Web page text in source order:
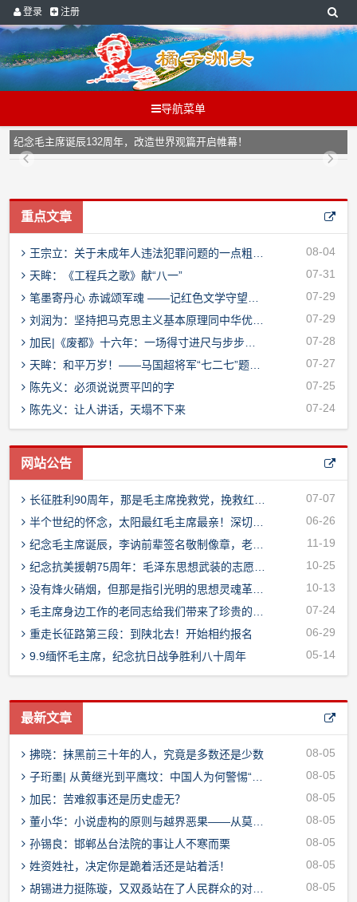
登录 注册
导航菜单
纪念毛主席诞辰132周年，改造世界观篇开启帷幕！
重点文章
08-04
王宗立：关于未成年人违法犯罪问题的一点粗浅思考
07-31
天眸：《工程兵之歌》献“八一”
07-29
笔墨寄丹心 赤诚颂军魂 ——记红色文学守望者、国家一级作家咏慷
07-29
刘润为：坚持把马克思主义基本原理同中华优秀传统文化相结合的几点体会
07-28
加民|《废都》十六年：一场得寸进尺与步步退让的博弈
07-27
天眸：和平万岁！——马国超将军“七二七”题字纪念《朝鲜停战协定》73周年
07-25
陈先义：必须说说贾平凹的字
07-24
陈先义：让人讲话，天塌不下来
网站公告
07-07
长征胜利90周年，那是毛主席挽救党，挽救红军，挽救中国革命的历史丰碑！
06-26
半个世纪的怀念，太阳最红毛主席最亲！深切缅怀开始报名……
11-19
纪念毛主席诞辰，李讷前辈签名敬制像章，老同志赠送留念
10-25
纪念抗美援朝75周年：毛泽东思想武装的志愿军战无不胜！
10-13
没有烽火硝烟，但那是指引光明的思想灵魂革命！
07-24
毛主席身边工作的老同志给我们带来了珍贵的礼物
06-29
重走长征路第三段：到陕北去！开始相约报名
05-14
9.9缅怀毛主席，纪念抗日战争胜利八十周年
最新文章
08-05
拂晓：抹黑前三十年的人，究竟是多数还是少数
08-05
子珩墨| 从黄继光到平鹰坟：中国人为何警惕“极端动保”？
08-05
加民：苦难叙事还是历史虚无？
08-05
董小华：小说虚构的原则与越界恶果——从莫言“不负责再现历史”说起
08-05
孙锡良：邯郸丛台法院的事让人不寒而栗
08-05
姓资姓社，决定你是跪着活还是站着活！
08-05
胡锡进力挺陈璇，又双叒站在了人民群众的对立面上